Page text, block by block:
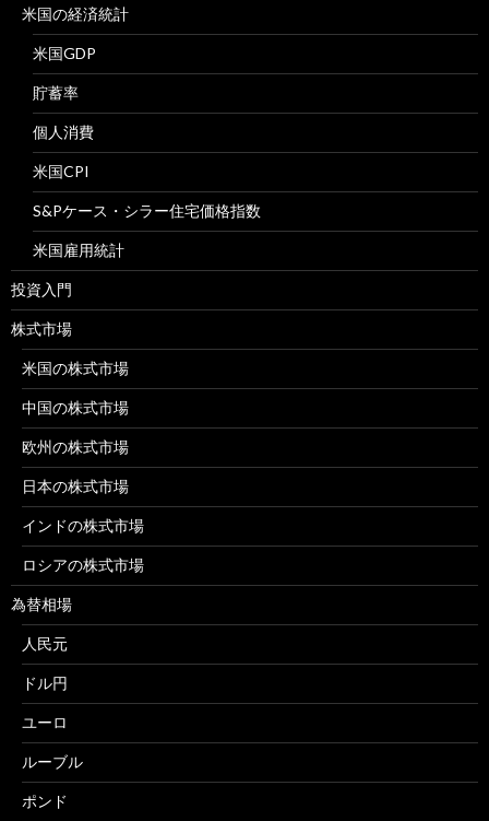
米国の経済統計
米国GDP
貯蓄率
個人消費
米国CPI
S&Pケース・シラー住宅価格指数
米国雇用統計
投資入門
株式市場
米国の株式市場
中国の株式市場
欧州の株式市場
日本の株式市場
インドの株式市場
ロシアの株式市場
為替相場
人民元
ドル円
ユーロ
ルーブル
ポンド